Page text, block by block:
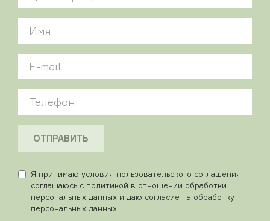
ОТПРАВИТЬ
Я принимаю условия пользовательского соглашения,
соглашаюсь с политикой в отношении обработки
персональных данных и даю согласие на обработку
персональных данных